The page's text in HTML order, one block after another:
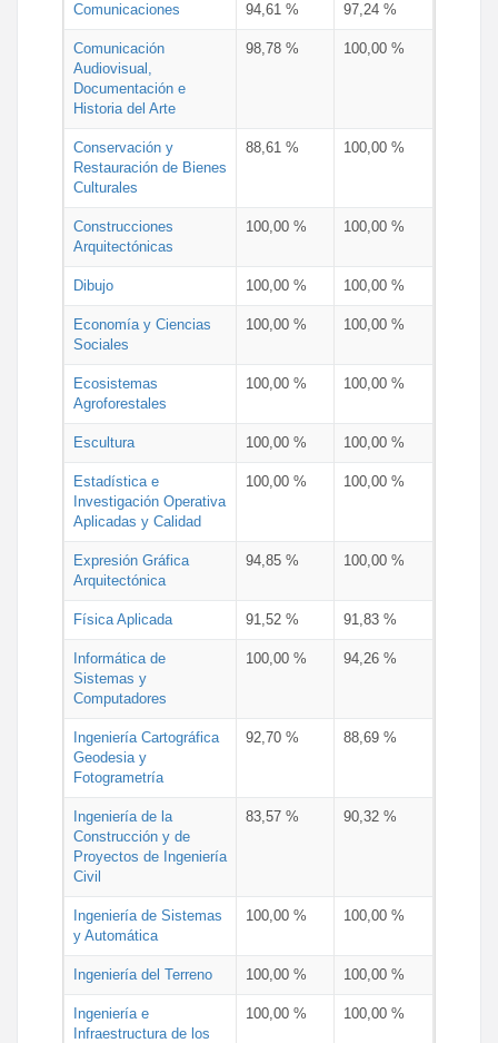
Comunicaciones 94,61 % 97,24 %
Comunicación
Audiovisual,
Documentación e
Historia del Arte
98,78 % 100,00 %
Conservación y
Restauración de Bienes
Culturales
88,61 % 100,00 %
Construcciones
Arquitectónicas
100,00 % 100,00 %
Dibujo 100,00 % 100,00 %
Economía y Ciencias
Sociales
100,00 % 100,00 %
Ecosistemas
Agroforestales
100,00 % 100,00 %
Escultura 100,00 % 100,00 %
Estadística e
Investigación Operativa
Aplicadas y Calidad
100,00 % 100,00 %
Expresión Gráfica
Arquitectónica
94,85 % 100,00 %
Física Aplicada 91,52 % 91,83 %
Informática de
Sistemas y
Computadores
100,00 % 94,26 %
Ingeniería Cartográfica
Geodesia y
Fotogrametría
92,70 % 88,69 %
Ingeniería de la
Construcción y de
Proyectos de Ingeniería
Civil
83,57 % 90,32 %
Ingeniería de Sistemas
y Automática
100,00 % 100,00 %
Ingeniería del Terreno 100,00 % 100,00 %
Ingeniería e
Infraestructura de los
100,00 % 100,00 %